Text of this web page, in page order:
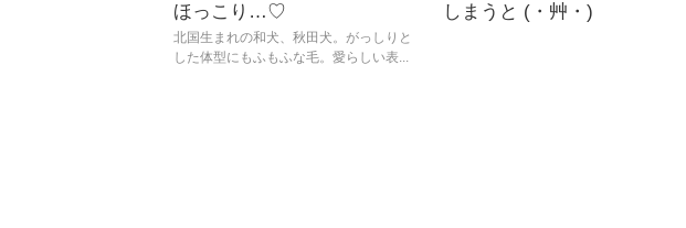
ほっこり…♡
北国生まれの和犬、秋田犬。がっしりと
した体型にもふもふな毛。愛らしい表...
しまうと (・艸・)